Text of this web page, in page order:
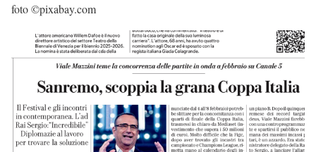
foto ©pixabay.com